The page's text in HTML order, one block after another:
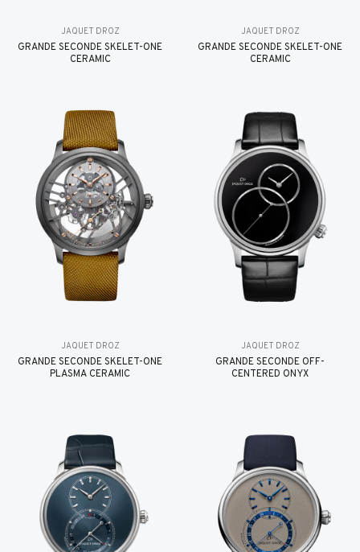
JAQUET DROZ
GRANDE SECONDE SKELET-ONE
CERAMIC
JAQUET DROZ
GRANDE SECONDE SKELET-ONE
CERAMIC
JAQUET DROZ
GRANDE SECONDE SKELET-ONE
PLASMA CERAMIC
JAQUET DROZ
GRANDE SECONDE OFF-
CENTERED ONYX